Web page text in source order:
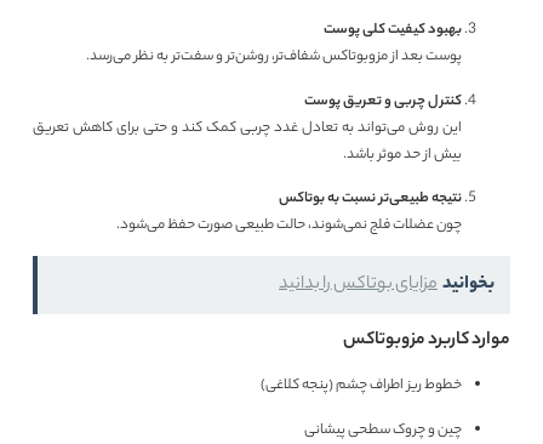
بهبود کیفیت کلی پوست
پوست بعد از مزوبوتاکس شفاف‌تر، روشن‌تر و سفت‌تر به نظر می‌رسد.
کنترل چربی و تعریق پوست
این روش می‌تواند به تعادل غدد چربی کمک کند و حتی برای کاهش تعریق
بیش از حد موثر باشد.
نتیجه طبیعی‌تر نسبت به بوتاکس
چون عضلات فلج نمی‌شوند، حالت طبیعی صورت حفظ می‌شود.
بخوانیدمزایای بوتاکس را بدانید
موارد کاربرد مزوبوتاکس
خطوط ریز اطراف چشم (پنجه کلاغی)
چین و چروک سطحی پیشانی